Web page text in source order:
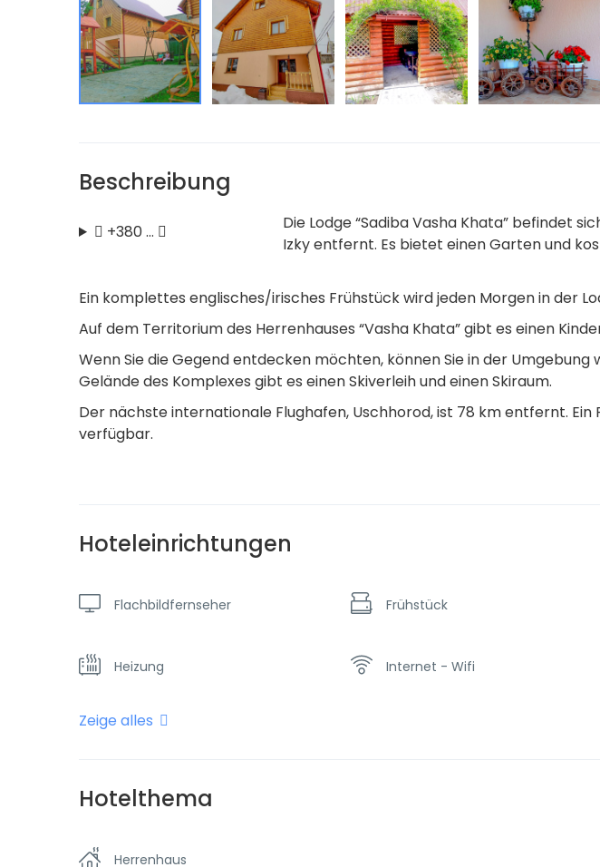
Beschreibung
+380 …
Die Lodge “Sadiba Vasha Khata” befindet
Izky entfernt. Es bietet einen Garten und
Ein komplettes englisches/irisches Frühstück wird jeden Morgen in der
Auf dem Territorium des Herrenhauses “Vasha Khata” gibt es einen
Wenn Sie die Gegend entdecken möchten, können Sie in der Umgebung
Gelände des Komplexes gibt es einen Skiverleih und einen Skiraum.
Der nächste internationale Flughafen, Uschhorod, ist 78 km entfernt.
verfügbar.
Hoteleinrichtungen
Flachbildfernseher Frühstück
Heizung Internet - Wifi
Restaurant
Zeige alles
Hotelthema
Herrenhaus